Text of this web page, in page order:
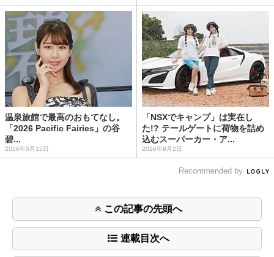
温泉旅館で最高のおもてなし。
「2026 Pacific Fairies」の谷
碧...
2026年5月15日
「NSXでキャンプ」は実在し
た!? テールゲートに荷物を詰め
込むスーパーカー・ア...
2026年8月2日
Recommended by
この記事の先頭へ
連載目次へ